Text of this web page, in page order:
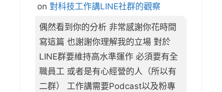
on 對科技工作講LINE社群的觀察
偶然看到你的分析 非常感謝你花時間
寫這篇 也謝謝你理解我的立場 對於
LINE群要維持高水準運作 必須要有全
職員工 或者是有心經營的人（所以有
二群） 工作講需要Podcast以及粉專